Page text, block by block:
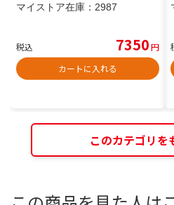
マイストア在庫： 2987
税込 7350円
カートに入れる
このカテゴリを